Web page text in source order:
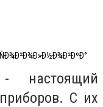
настоящий
С их